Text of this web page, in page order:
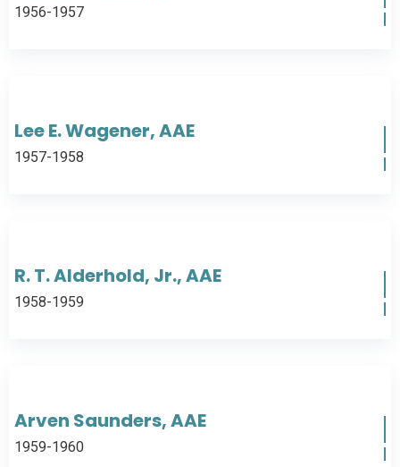
1956-1957
Lee E. Wagener, AAE
1957-1958
R. T. Alderhold, Jr., AAE
1958-1959
Arven Saunders, AAE
1959-1960